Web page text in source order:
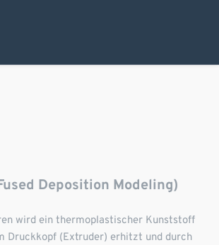
Deposition Modeling)
wird ein thermoplastischer Kunststoff
Druckkopf (Extruder) erhitzt und durch